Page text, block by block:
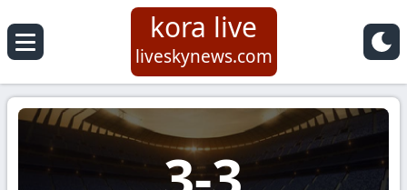
kora live
liveskynews.com